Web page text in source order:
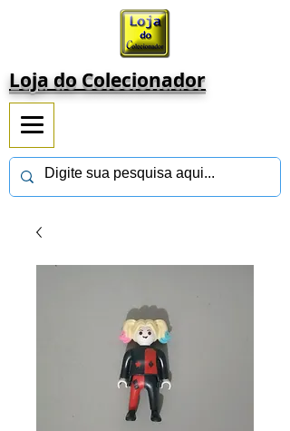
Loja do Colecionador